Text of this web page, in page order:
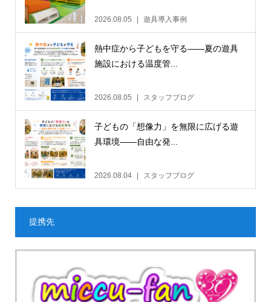
2026.08.05 遊具導入事例
熱中症から子どもを守る——夏の遊具
施設における温度管...
2026.08.05 スタッフブログ
子どもの「想像力」を無限に広げる遊
具環境——自由な発...
2026.08.04 スタッフブログ
提携先